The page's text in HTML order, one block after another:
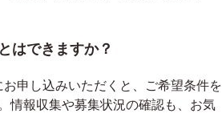
はできますか？
お申し込みいただくと、ご希望条件を
情報収集や募集状況の確認も、お気